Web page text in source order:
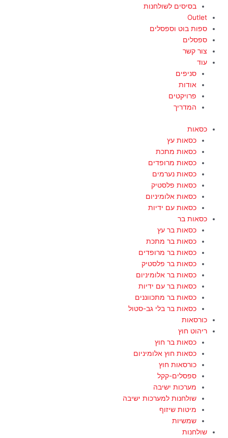
בסיסים לשולחנות
Outlet
ספות בוט וספסלים
ספסלים
צור קשר
עוד
סניפים
אודות
פרויקטים
המדריך
כסאות
כסאות עץ
כסאות מתכת
כסאות מרופדים
כסאות נערמים
כסאות פלסטיק
כסאות אלומיניום
כסאות עם ידיות
כסאות בר
כסאות בר עץ
כסאות בר מתכת
כסאות בר מרופדים
כסאות בר פלסטיק
כסאות בר אלומיניום
כסאות בר עם ידיות
כסאות בר מתכווננים
כסאות בר בלי גב-סטול
כורסאות
ריהוט חוץ
כסאות בר חוץ
כסאות חוץ אלומיניום
כורסאות חוץ
ספסלים-קקל
מערכות ישיבה
שולחנות למערכות ישיבה
מיטות שיזוף
שמשיות
שולחנות